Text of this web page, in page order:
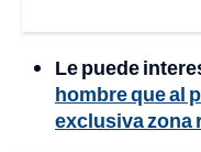
Le puede
hombre que al
exclusiva zona